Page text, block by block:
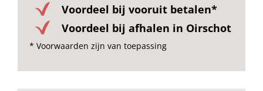
Voordeel bij vooruit betalen*
Voordeel bij afhalen in Oirschot
* Voorwaarden zijn van toepassing